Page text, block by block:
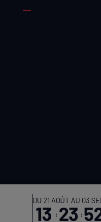
DU 21 AOÛT AU 03
13 : 23 :